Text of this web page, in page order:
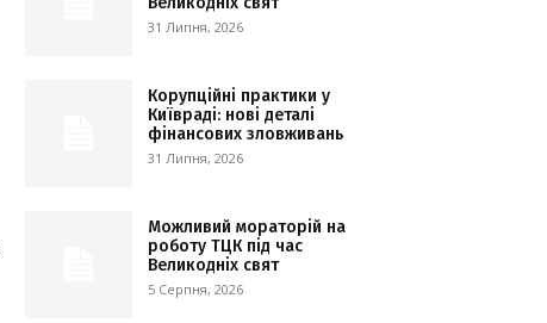
31 Липня, 2026
Корупційні практики у
Київраді: нові деталі
фінансових зловживань
31 Липня, 2026
Можливий мораторій на
роботу ТЦК під час
Великодніх свят
5 Серпня, 2026